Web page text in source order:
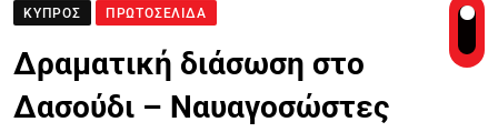
ΚΎΠΡΟΣ ΠΡΩΤΟΣΈΛΙΔΑ
Δραματική διάσωση στο
Δασούδι – Ναυαγοσώστες